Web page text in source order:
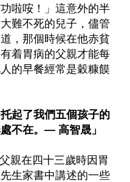
啦咹！」這意外的半
難不死的兒子，儘管
，那個時候在他赤貧
着胃病的父親才能每
的早餐經常是穀糠饃
起了我們五個孩子的
不在。— 高智晟」
親在四十三歲時因胃
生家書中講述的一些